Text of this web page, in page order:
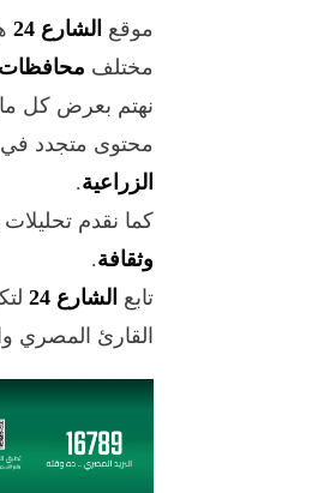
موقع الشارع 24
مختلف محافظات
نهتم بعرض كل
محتوى متجدد
الزراعية.
كما نقدم
وثقافة.
تابع الشارع 24
القارئ المصري